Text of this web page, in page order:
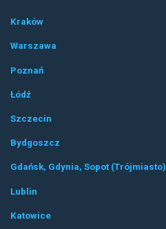
Kraków
Warszawa
Poznań
Łódź
Szczecin
Bydgoszcz
Gdańsk, Gdynia, Sopot (Trójmiasto)
Lublin
Katowice